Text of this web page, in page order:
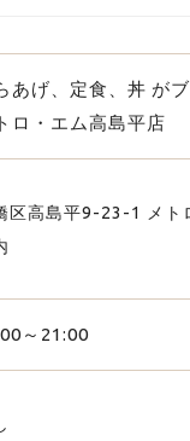
あげ、定食、丼 がブ
ロ・エム高島平店
区高島平9-23-1 メト
～21:00